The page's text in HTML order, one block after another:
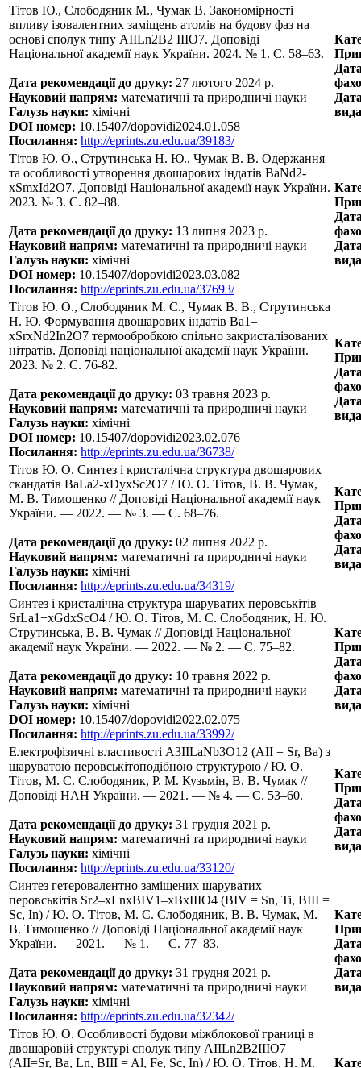
Тітов Ю., Слободяник М., Чумак В. Закономірності
впливу ізовалентних заміщень атомів на будову фаз на
основі сполук типу AIILn2B2 IIIO7. Доповіді
Національної академії наук України. 2024. № 1. С. 58–63.
Дата рекомендації до друку: 27 лютого 2024 р.
Науковий напрям: математичні та природничі науки
Галузь науки: хімічні
DOI номер: 10.15407/dopovidi2024.01.058
Посилання: http://eprints.zu.edu.ua/39183/
Тітов Ю. О., Струтинська Н. Ю., Чумак В. В. Одержання
та особливості утворення двошарових індатів BaNd2-
xSmxId2O7. Доповіді Національної академії наук України.
2023. № 3. С. 82–88.
Дата рекомендації до друку: 13 липня 2023 р.
Науковий напрям: математичні та природничі науки
Галузь науки: хімічні
DOI номер: 10.15407/dopovidi2023.03.082
Посилання: http://eprints.zu.edu.ua/37693/
Тітов Ю. О., Слободяник М. С., Чумак В. В., Струтинська
Н. Ю. Формування двошарових індатів Ba1–
хSrxNd2In2O7 термообробкою спільно закристалізованих
нітратів. Доповіді національної академії наук України.
2023. № 2. С. 76-82.
Дата рекомендації до друку: 03 травня 2023 р.
Науковий напрям: математичні та природничі науки
Галузь науки: хімічні
DOI номер: 10.15407/dopovidi2023.02.076
Посилання: http://eprints.zu.edu.ua/36738/
Тітов Ю. О. Синтез і кристалічна структура двошарових
скандатів BaLa2-xDyxSc2O7 / Ю. О. Тітов, В. В. Чумак,
М. В. Тимошенко // Доповіді Національної академії наук
України. — 2022. — № 3. — С. 68–76.
Дата рекомендації до друку: 02 липня 2022 р.
Науковий напрям: математичні та природничі науки
Галузь науки: хімічні
Посилання: http://eprints.zu.edu.ua/34319/
Синтез і кристалічна структура шаруватих перовськітів
SrLa1−xGdxScO4 / Ю. О. Тітов, М. С. Слободяник, Н. Ю.
Струтинська, В. В. Чумак // Доповіді Національної
академії наук України. — 2022. — № 2. — С. 75–82.
Дата рекомендації до друку: 10 травня 2022 р.
Науковий напрям: математичні та природничі науки
Галузь науки: хімічні
DOI номер: 10.15407/dopovidi2022.02.075
Посилання: http://eprints.zu.edu.ua/33992/
Електрофізичні властивості A3IILaNb3O12 (AII = Sr, Ba) з
шаруватою перовськітоподібною структурою / Ю. О.
Тітов, М. С. Слободяник, Р. М. Кузьмін, В. В. Чумак //
Доповіді НАН України. — 2021. — № 4. — С. 53–60.
Дата рекомендації до друку: 31 грудня 2021 р.
Науковий напрям: математичні та природничі науки
Галузь науки: хімічні
Посилання: http://eprints.zu.edu.ua/33120/
Синтез гетеровалентно заміщених шаруватих
перовськітів Sr2–xLnxBIV1–xBxIIIO4 (BIV = Sn, Ti, BIII =
Sc, In) / Ю. О. Тітов, М. С. Слободяник, В. В. Чумак, М.
В. Тимошенко // Доповіді Національної академії наук
України. — 2021. — № 1. — С. 77–83.
Дата рекомендації до друку: 31 грудня 2021 р.
Науковий напрям: математичні та природничі науки
Галузь науки: хімічні
Посилання: http://eprints.zu.edu.ua/32342/
Тітов Ю. О. Особливості будови міжблокової границі в
двошаровій структурі сполук типу AIILn2B2IIIO7
(AII=Sr, Ba, Ln, BIII = Al, Fe, Sc, In) / Ю. О. Тітов, Н. М.